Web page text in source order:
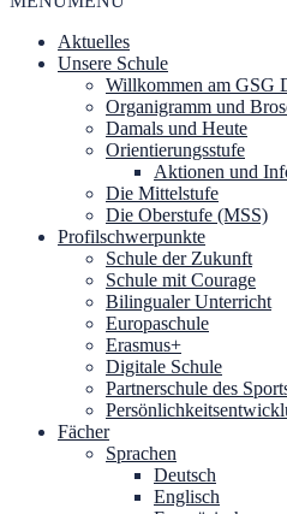
Aktuelles
Unsere Schule
Willkommen am GSG
Organigramm und
Damals und Heute
Orientierungsstufe
Aktionen und
Die Mittelstufe
Die Oberstufe (MSS)
Profilschwerpunkte
Schule der Zukunft
Schule mit Courage
Bilingualer Unterricht
Europaschule
Erasmus+
Digitale Schule
Partnerschule des
Fächer
Sprachen
Deutsch
Englisch